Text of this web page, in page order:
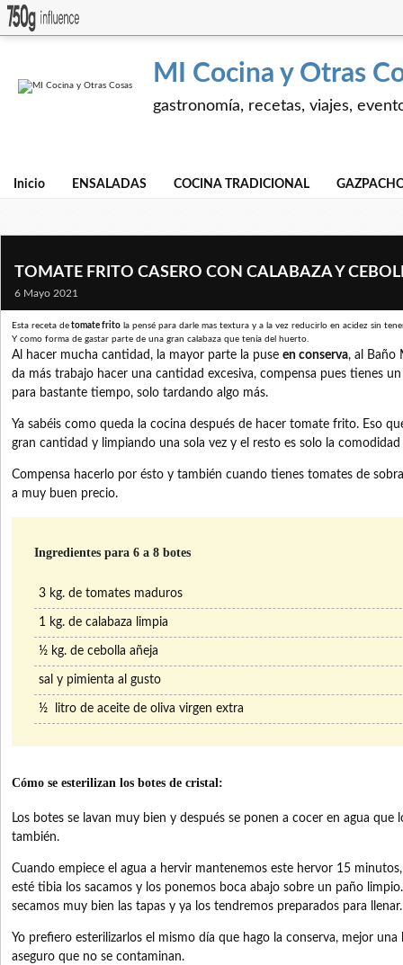
MI Cocina y Otras
gastronomía, recetas, viajes,
Inicio ENSALADAS COCINA TRADICIONAL
TOMATE FRITO CASERO CON CALABAZA Y
6 Mayo 2021
Esta receta de tomate frito la pensé para darle mas textura y a la vez reducirlo en acidez sin
Y como forma de gastar parte de una gran calabaza que tenía del huerto.
Al hacer mucha cantidad, la mayor parte la puse en conserva, al Baño
da más trabajo hacer una cantidad excesiva, compensa pues tienes
para bastante tiempo, solo tardando algo más.
Ya sabéis como queda la cocina después de hacer tomate frito. Eso
gran cantidad y limpiando una sola vez y el resto es solo la
Compensa hacerlo por ésto y también cuando tienes tomates de
a muy buen precio.
Ingredientes para 6 a 8 botes
3 kg. de tomates maduros
1 kg. de calabaza limpia
½ kg. de cebolla añeja
sal y pimienta al gusto
½ litro de aceite de oliva virgen extra
Cómo se esterilizan los botes de cristal:
Los botes se lavan muy bien y después se ponen a cocer en agua que
también.
Cuando empiece el agua a hervir mantenemos este hervor 15
esté tibia los sacamos y los ponemos boca abajo sobre un paño
secamos muy bien las tapas y ya los tendremos preparados para llenar.
Yo prefiero esterilizarlos el mismo día que hago la conserva, mejor una
aseguro que no se contaminan.